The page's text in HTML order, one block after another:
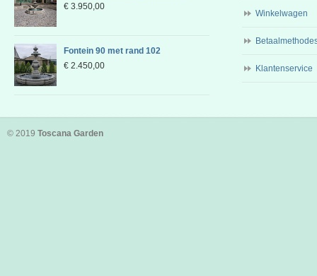
€ 3.950,00
Fontein 90 met rand 102
€ 2.450,00
Winkelwagen
Klantenservice
© 2019 Toscana Garden